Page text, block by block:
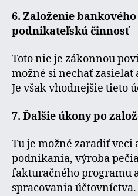
6. Založenie
podnikateľskú činnosť
Toto nie je zákonnou
možné si nechať zasielať
Je však vhodnejšie tieto
7. Ďalšie úkony po
Tu je možné zaradiť veci
podnikania, výroba
fakturačného programu
spracovania účtovníctva.